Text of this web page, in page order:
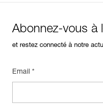
Abonnez-vous à
et restez connecté à notre
Email *